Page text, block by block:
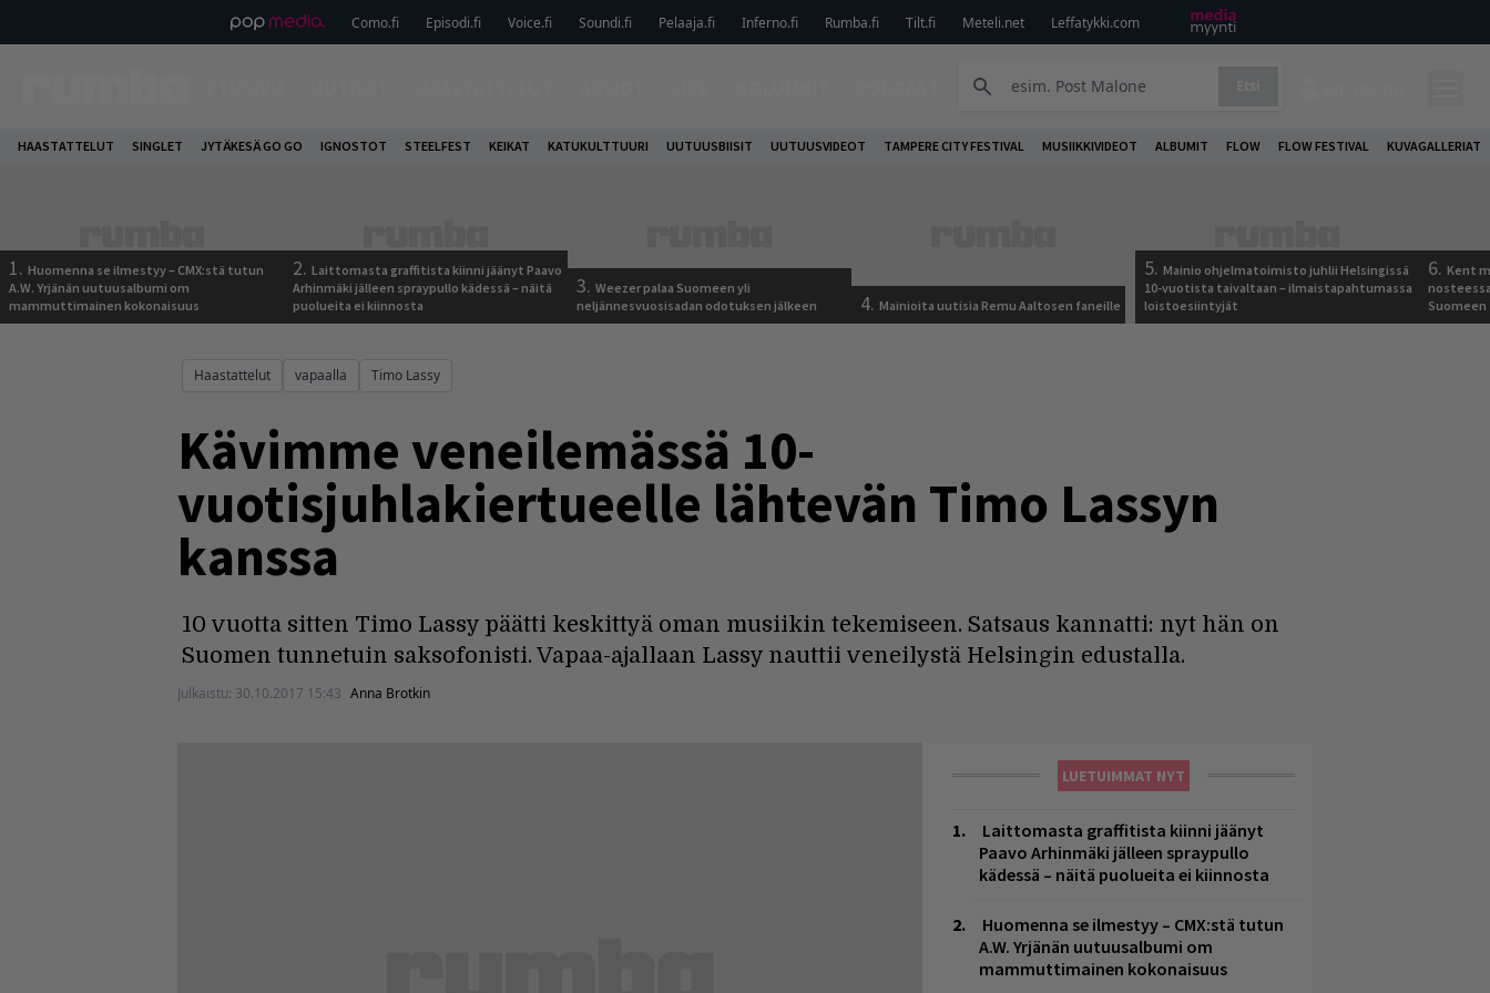
Como.fi Episodi.fi Voice.fi Soundi.fi Pelaaja.fi Inferno.fi Rumba.fi Tilt.fi Meteli.net Leffatykki.com
HAASTATTELUT SINGLET JYTÄKESÄ GO GO IGNOSTOT STEELFEST KEIKAT KATUKULTTUURI UUTUUSBIISIT UUTUUSVIDEOT TAMPERE CITY FESTIVAL MUSIIKKIVIDEOT ALBUMIT FLOW FLOW FESTIVAL KUVAGALLERIAT
1. Huomenna se ilmestyy – CMX:stä tutun
A.W. Yrjänän uutuusalbumi om
mammuttimainen kokonaisuus
2. Laittomasta graffitista kiinni jäänyt Paavo
Arhinmäki jälleen spraypullo kädessä – näitä
puolueita ei kiinnosta
3. Weezer palaa Suomeen yli
neljännesvuosisadan odotuksen jälkeen
4. Mainioita uutisia Remu Aaltosen faneille
5. Mainio ohjelmatoimisto juhlii Helsingissä
10-vuotista taivaltaan – ilmaistapahtumassa
loistoesiintyjät
6. Kent
Suomeen
Haastattelut vapaalla Timo Lassy
Kävimme veneilemässä 10-
vuotisjuhlakiertueelle lähtevän Timo Lassyn
kanssa
10 vuotta sitten Timo Lassy päätti keskittyä oman musiikin tekemiseen. Satsaus kannatti: nyt hän on
Suomen tunnetuin saksofonisti. Vapaa-ajallaan Lassy nauttii veneilystä Helsingin edustalla.
Julkaistu: 30.10.2017 15:43 Anna Brotkin
LUETUIMMAT NYT
Laittomasta graffitista kiinni jäänyt
Paavo Arhinmäki jälleen spraypullo
kädessä – näitä puolueita ei kiinnosta
Huomenna se ilmestyy – CMX:stä tutun
A.W. Yrjänän uutuusalbumi om
mammuttimainen kokonaisuus